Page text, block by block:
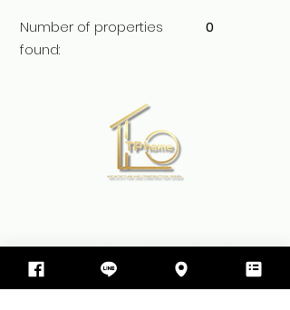
Number of properties
found:
0
499 ซอย สุขสมบูรณ์ ตำบล ขามใหญ่
อำเภอเมืองอุบลราชธานี จังหวัดอุบลราชธานี 34000